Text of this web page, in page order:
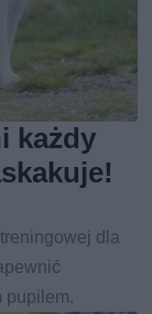
każdy
dla
pupilem.